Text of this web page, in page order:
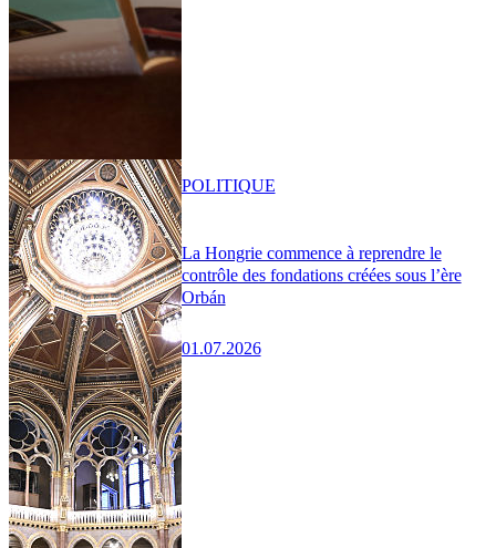
La Hongrie commence à reprendre le
contrôle des fondations créées sous l’ère
Orbán
01.07.2026
POLITIQUE